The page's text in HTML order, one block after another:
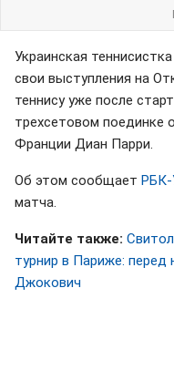
Украинская
свои выступления на
теннису уже после
трехсетовом поединке
Франции Диан Парри.
Об этом сообщает РБК-
матча.
Читайте также:
турнир в Париже: перед
Джокович